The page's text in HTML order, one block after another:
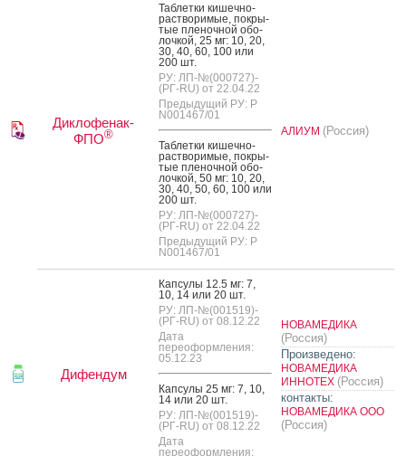
Диклофенак-
ФПО®
Таб­летки ки­шеч­но­
рас­тво­римые, пок­ры­
тые пле­ноч­ной обо­
лоч­кой, 25 мг: 10, 20,
30, 40, 60, 100 или
200 шт.
РУ: ЛП-№(000727)-
(РГ-RU) от 22.04.22
Предыдущий РУ: Р
N001467/01
Таб­летки ки­шеч­но­
рас­тво­римые, пок­ры­
тые пле­ноч­ной обо­
лоч­кой, 50 мг: 10, 20,
30, 40, 50, 60, 100 или
200 шт.
РУ: ЛП-№(000727)-
(РГ-RU) от 22.04.22
Предыдущий РУ: Р
N001467/01
АЛИУМ (Россия)
Дифендум
Кап­су­лы 12.5 мг: 7,
10, 14 или 20 шт.
РУ: ЛП-№(001519)-
(РГ-RU) от 08.12.22
Дата
переоформления:
05.12.23
Кап­су­лы 25 мг: 7, 10,
14 или 20 шт.
РУ: ЛП-№(001519)-
(РГ-RU) от 08.12.22
Дата
переоформления:
НОВАМЕДИКА
(Россия)
Произведено:
НОВАМЕДИКА
ИННОТЕХ (Россия)
контакты:
НОВАМЕДИКА ООО
(Россия)